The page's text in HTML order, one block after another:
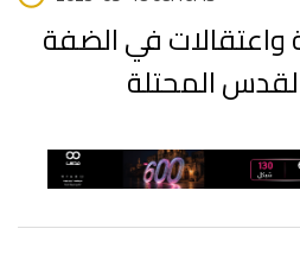
في الضفة
المحتلة